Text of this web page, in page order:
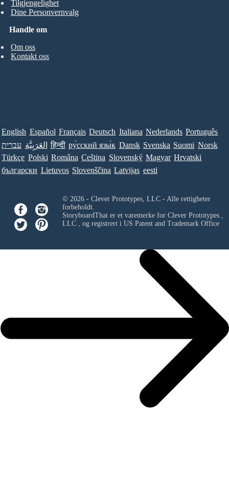
Handle om
Om oss
Kontakt oss
Tilgjengelighet
Dine Personvernvalg
English Español Français Deutsch Italiana Nederlands Português
עברית العَرَبِيَّة हिन्दी ру́сский язы́к Dansk Svenska Suomi Norsk
Türkçe Polski Româna Ceština Slovenský Magyar Hrvatski
български Lietuvos Slovenščina Latvijas eesti
© 2026 - Clever Prototypes, LLC - Alle rettigheter
forbeholdt.
StoryboardThat er et varemerke for Clever Prototypes ,
LLC, og registrert i US Patent and Trademark Office